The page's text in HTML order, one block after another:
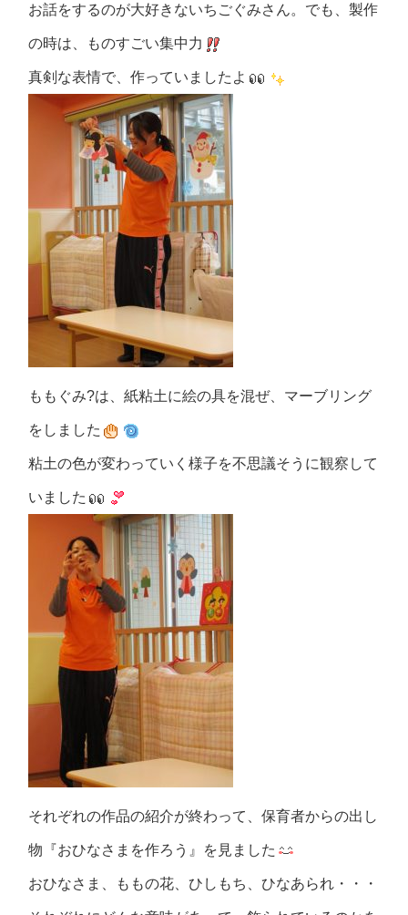
お話をするのが大好きないちごぐみさん。でも、製作
の時は、ものすごい集中力
真剣な表情で、作っていましたよ
ももぐみ?は、紙粘土に絵の具を混ぜ、マーブリング
をしました
粘土の色が変わっていく様子を不思議そうに観察して
いました
それぞれの作品の紹介が終わって、保育者からの出し
物『おひなさまを作ろう』を見ました
おひなさま、ももの花、ひしもち、ひなあられ・・・